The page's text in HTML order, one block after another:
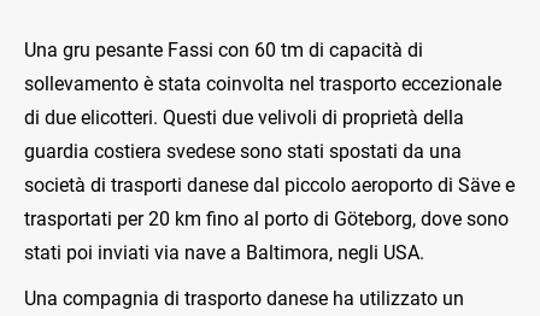
Una gru pesante Fassi con 60 tm di capacità di
sollevamento è stata coinvolta nel trasporto eccezionale
di due elicotteri. Questi due velivoli di proprietà della
guardia costiera svedese sono stati spostati da una
società di trasporti danese dal piccolo aeroporto di Säve e
trasportati per 20 km fino al porto di Göteborg, dove sono
stati poi inviati via nave a Baltimora, negli USA.
Una compagnia di trasporto danese ha utilizzato un